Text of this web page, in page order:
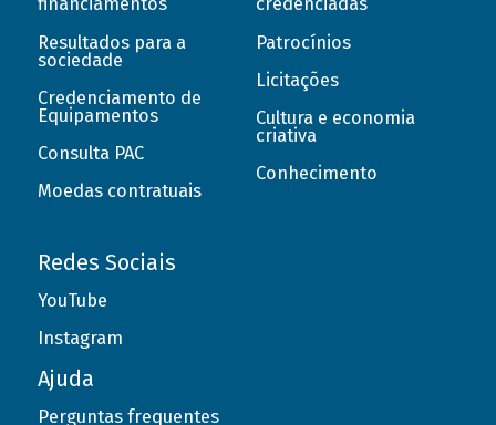
financiamentos
Resultados para a
sociedade
Credenciamento de
Equipamentos
Consulta PAC
Moedas contratuais
credenciadas
Patrocínios
Licitações
Cultura e economia
criativa
Conhecimento
Redes Sociais
YouTube
Instagram
Ajuda
Perguntas frequentes